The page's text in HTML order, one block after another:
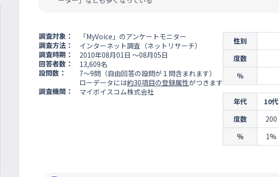
調査対象：
「MyVoice」のアンケートモニター
調査方法：
インターネット調査（ネットリサーチ）
調査時期：
2010年08月01日 ～08月05日
回答者数：
13,609名
設問数：
7～9問（自由回答の設問が１問含まれます）
ローデータには約30項目の登録属性がつきます
調査機関：
マイボイスコム株式会社
性別
度数
％
年代
10代
度数
200
％
1%